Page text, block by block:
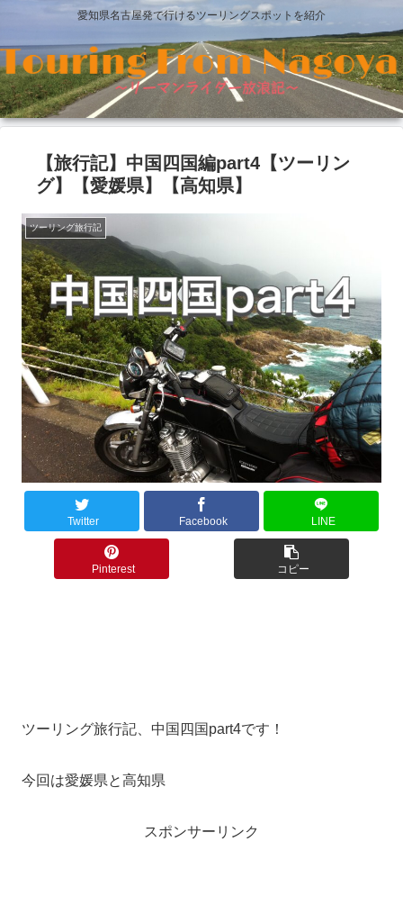
愛知県名古屋発で行けるツーリングスポットを紹介
【旅行記】中国四国編part4【ツーリン
グ】【愛媛県】【高知県】
ツーリング旅行記
Twitter Facebook LINE
Pinterest コピー
ツーリング旅行記、中国四国part4です！
今回は愛媛県と高知県
スポンサーリンク